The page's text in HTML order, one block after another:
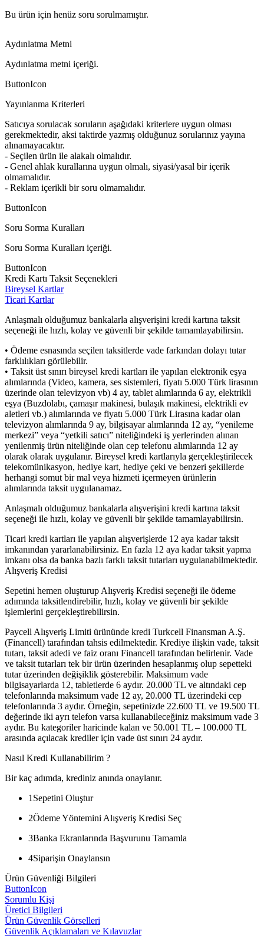
Bu ürün için henüz soru sorulmamıştır.
Aydınlatma Metni
Aydınlatma metni içeriği.
ButtonIcon
Yayınlanma Kriterleri
Satıcıya sorulacak soruların aşağıdaki kriterlere uygun olması
gerekmektedir, aksi taktirde yazmış olduğunuz sorularınız yayına
alınamayacaktır.
- Seçilen ürün ile alakalı olmalıdır.
- Genel ahlak kurallarına uygun olmalı, siyasi/yasal bir içerik
olmamalıdır.
- Reklam içerikli bir soru olmamalıdır.
ButtonIcon
Soru Sorma Kuralları
Soru Sorma Kuralları içeriği.
ButtonIcon
Kredi Kartı Taksit Seçenekleri
Bireysel Kartlar
Ticari Kartlar
Anlaşmalı olduğumuz bankalarla alışverişini kredi kartına taksit
seçeneği ile hızlı, kolay ve güvenli bir şekilde tamamlayabilirsin.
• Ödeme esnasında seçilen taksitlerde vade farkından dolayı tutar
farklılıkları görülebilir.
• Taksit üst sınırı bireysel kredi kartları ile yapılan elektronik eşya
alımlarında (Video, kamera, ses sistemleri, fiyatı 5.000 Türk lirasının
üzerinde olan televizyon vb) 4 ay, tablet alımlarında 6 ay, elektrikli
eşya (Buzdolabı, çamaşır makinesi, bulaşık makinesi, elektrikli ev
aletleri vb.) alımlarında ve fiyatı 5.000 Türk Lirasına kadar olan
televizyon alımlarında 9 ay, bilgisayar alımlarında 12 ay, “yenileme
merkezi” veya “yetkili satıcı” niteliğindeki iş yerlerinden alınan
yenilenmiş ürün niteliğinde olan cep telefonu alımlarında 12 ay
olarak olarak uygulanır. Bireysel kredi kartlarıyla gerçekleştirilecek
telekomünikasyon, hediye kart, hediye çeki ve benzeri şekillerde
herhangi somut bir mal veya hizmeti içermeyen ürünlerin
alımlarında taksit uygulanamaz.
Anlaşmalı olduğumuz bankalarla alışverişini kredi kartına taksit
seçeneği ile hızlı, kolay ve güvenli bir şekilde tamamlayabilirsin.
Ticari kredi kartları ile yapılan alışverişlerde 12 aya kadar taksit
imkanından yararlanabilirsiniz. En fazla 12 aya kadar taksit yapma
imkanı olsa da banka bazlı farklı taksit tutarları uygulanabilmektedir.
Alışveriş Kredisi
Sepetini hemen oluşturup Alışveriş Kredisi seçeneği ile ödeme
adımında taksitlendirebilir, hızlı, kolay ve güvenli bir şekilde
işlemlerini gerçekleştirebilirsin.
Paycell Alışveriş Limiti ürününde kredi Turkcell Finansman A.Ş.
(Financell) tarafından tahsis edilmektedir. Krediye ilişkin vade, taksit
tutarı, taksit adedi ve faiz oranı Financell tarafından belirlenir. Vade
ve taksit tutarları tek bir ürün üzerinden hesaplanmış olup sepetteki
tutar üzerinden değişiklik gösterebilir. Maksimum vade
bilgisayarlarda 12, tabletlerde 6 aydır. 20.000 TL ve altındaki cep
telefonlarında maksimum vade 12 ay, 20.000 TL üzerindeki cep
telefonlarında 3 aydır. Örneğin, sepetinizde 22.600 TL ve 19.500 TL
değerinde iki ayrı telefon varsa kullanabileceğiniz maksimum vade 3
aydır. Bu kategoriler haricinde kalan ve 50.001 TL – 100.000 TL
arasında açılacak krediler için vade üst sınırı 24 aydır.
Nasıl Kredi Kullanabilirim ?
Bir kaç adımda, krediniz anında onaylanır.
1 Sepetini Oluştur
2Ödeme Yöntemini Alışveriş Kredisi Seç
3Banka Ekranlarında Başvurunu Tamamla
4Siparişin Onaylansın
Ürün Güvenliği Bilgileri
ButtonIcon
Sorumlu Kişi
Üretici Bilgileri
Ürün Güvenlik Görselleri
Güvenlik Açıklamaları ve Kılavuzlar